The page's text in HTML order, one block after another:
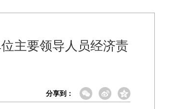
主要领导人员经济责
分享到：